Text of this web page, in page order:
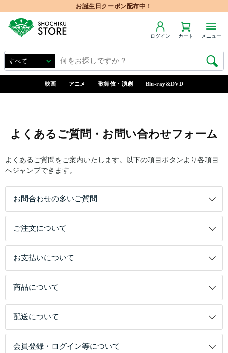
お誕生日クーポン配布中！
ログイン カート メニュー
映画 アニメ 歌舞伎・演劇 Blu-ray&DVD
よくあるご質問・お問い合わせフォーム
よくあるご質問をご案内いたします。以下の項目ボタンより各項目
へジャンプできます。
お問合わせの多いご質問
ご注文について
お支払いについて
商品について
配送について
会員登録・ログイン等について